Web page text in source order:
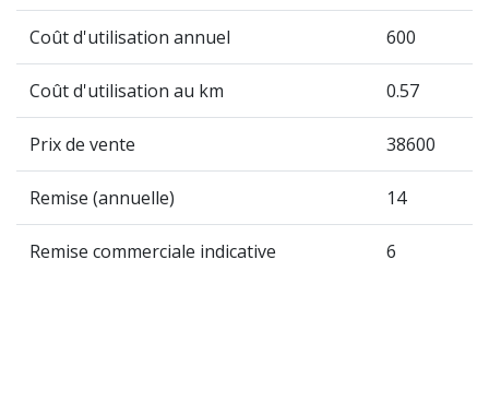
Coût d'utilisation annuel 600
Coût d'utilisation au km 0.57
Prix de vente 38600
Remise (annuelle) 14
Remise commerciale indicative 6